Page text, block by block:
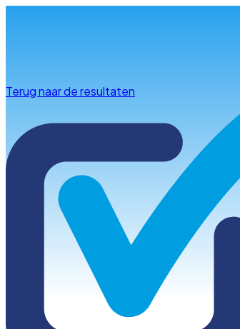
Terug naar de resultaten